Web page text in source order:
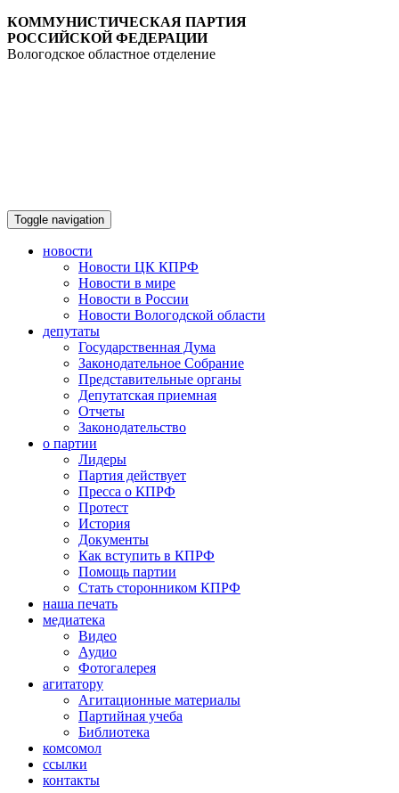
КОММУНИСТИЧЕСКАЯ ПАРТИЯ
РОССИЙСКОЙ ФЕДЕРАЦИИ
Вологодское областное отделение
Toggle navigation
новости
Новости ЦК КПРФ
Новости в мире
Новости в России
Новости Вологодской области
депутаты
Государственная Дума
Законодательное Собрание
Представительные органы
Депутатская приемная
Отчеты
Законодательство
о партии
Лидеры
Партия действует
Пресса о КПРФ
Протест
История
Документы
Как вступить в КПРФ
Помощь партии
Стать сторонником КПРФ
наша печать
медиатека
Видео
Аудио
Фотогалерея
агитатору
Агитационные материалы
Партийная учеба
Библиотека
комсомол
ссылки
контакты